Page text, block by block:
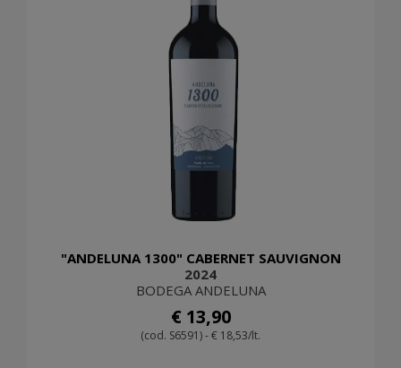
"ANDELUNA 1300" CABERNET SAUVIGNON
2024
BODEGA ANDELUNA
€ 13,90
(cod. S6591) - € 18,53/lt.